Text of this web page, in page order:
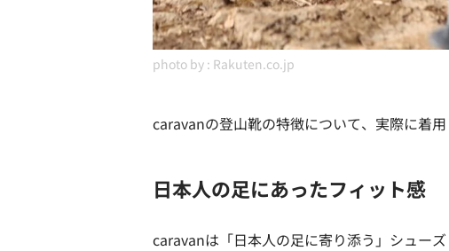
photo by : Rakuten.co.jp
caravanの登山靴の特徴について、実際に着
日本人の足にあったフィット感
caravanは「日本人の足に寄り添う」シュー